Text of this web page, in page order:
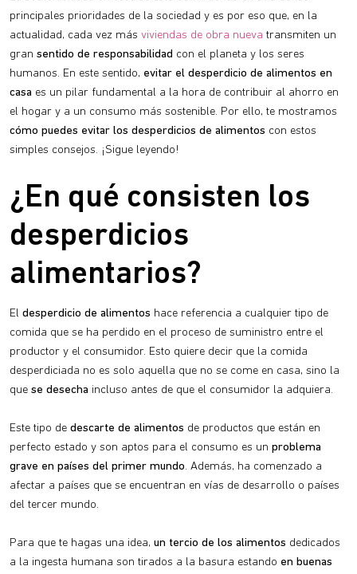
principales prioridades de la sociedad y es por eso que, en la
actualidad, cada vez más viviendas de obra nueva transmiten un
gran sentido de responsabilidad con el planeta y los seres
humanos. En este sentido, evitar el desperdicio de alimentos en
casa es un pilar fundamental a la hora de contribuir al ahorro en
el hogar y a un consumo más sostenible. Por ello, te mostramos
cómo puedes evitar los desperdicios de alimentos con estos
simples consejos. ¡Sigue leyendo!
¿En qué consisten los
desperdicios
alimentarios?
El desperdicio de alimentos hace referencia a cualquier tipo de
comida que se ha perdido en el proceso de suministro entre el
productor y el consumidor. Esto quiere decir que la comida
desperdiciada no es solo aquella que no se come en casa, sino la
que se desecha incluso antes de que el consumidor la adquiera.
Este tipo de descarte de alimentos de productos que están en
perfecto estado y son aptos para el consumo es un problema
grave en países del primer mundo. Además, ha comenzado a
afectar a países que se encuentran en vías de desarrollo o países
del tercer mundo.
Para que te hagas una idea, un tercio de los alimentos dedicados
a la ingesta humana son tirados a la basura estando en buenas